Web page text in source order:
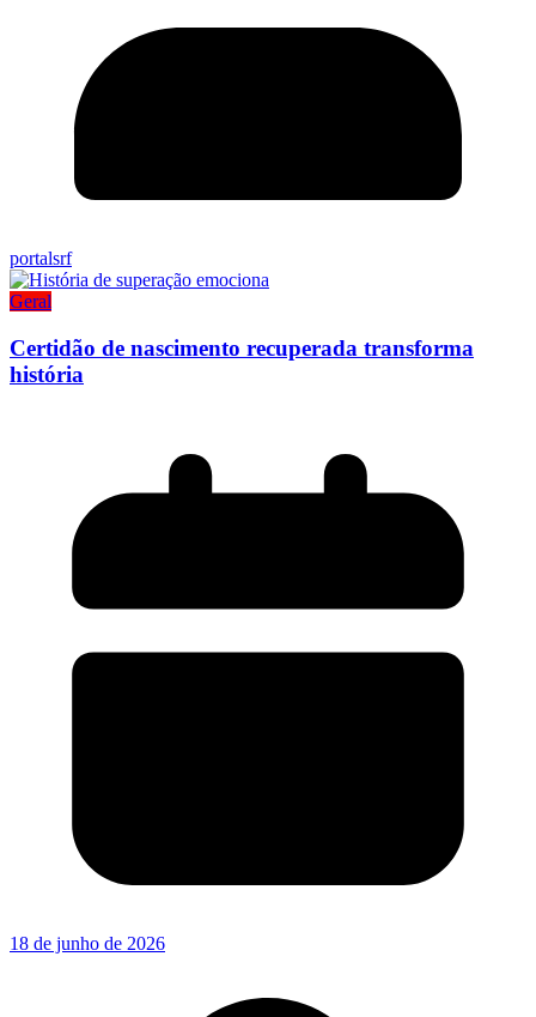
portalsrf
Geral
Certidão de nascimento recuperada transforma
história
18 de junho de 2026